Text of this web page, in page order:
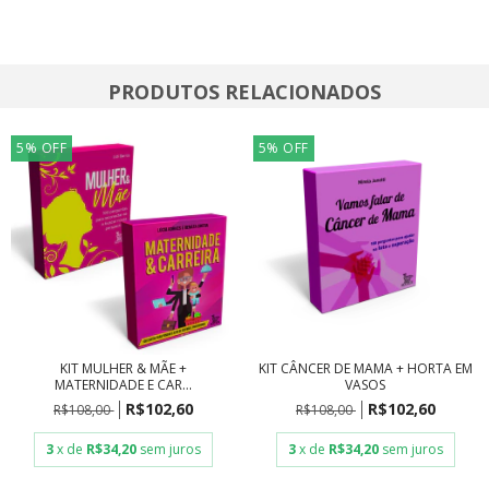
PRODUTOS RELACIONADOS
5%OFF
KIT MULHER & MÃE +
MATERNIDADE E CAR...
R$108,00
R$102,60
3x de R$34,20 sem juros
5% OFF
KIT CÂNCER DE MAMA + HORTA EM
VASOS
R$108,00
R$102,60
3x de R$34,20 sem juros